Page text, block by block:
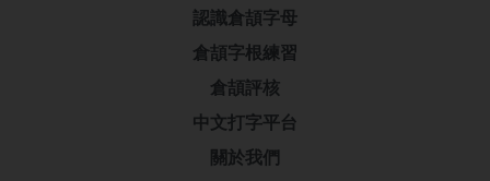
認識倉頡字母
倉頡字根練習
倉頡評核
中文打字平台
關於我們